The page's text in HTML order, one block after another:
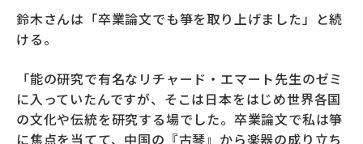
鈴木さんは「卒業論文でも箏を取り上げました」と続
ける。
「能の研究で有名なリチャード・エマート先生のゼミ
に入っていたんですが、そこは日本をはじめ世界各国
の文化や伝統を研究する場でした。卒業論文で私は箏
に焦点を当てて、中国の『古琴』から楽器の成り立ち